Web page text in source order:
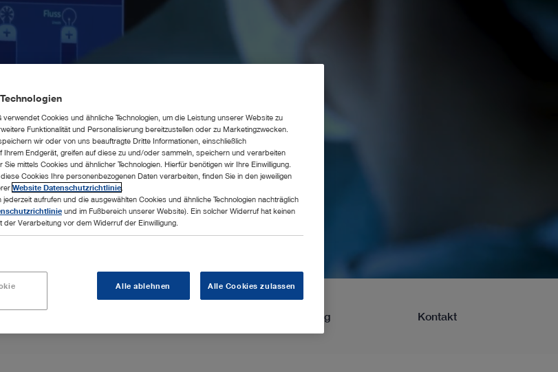
Fortbildung Kontakt
verwendet Cookies und ähnliche Technologien, um die Leistung unserer Website zu
Funktionalität und Personalisierung bereitzustellen oder zu Marketingzwecken.
wir oder von uns beauftragte Dritte Informationen, einschließlich
Ihrem Endgerät, greifen auf diese zu und/oder sammeln, speichern und verarbeiten
mittels Cookies und ähnlicher Technologien. Hierfür benötigen wir Ihre Einwilligung.
Cookies Ihre personenbezogenen Daten verarbeiten, finden Sie in den jeweiligen
Website Datenschutzrichtlinie
aufrufen und die ausgewählten Cookies und ähnliche Technologien nachträglich
und im Fußbereich unserer Website). Ein solcher Widerruf hat keinen
der Verarbeitung vor dem Widerruf der Einwilligung.
Alle ablehnen Alle Cookies zulassen